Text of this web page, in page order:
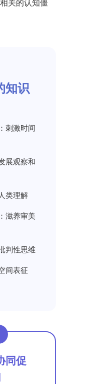
关的认知僵
知识
刺激时间
展观察和
类理解
滋养审美
判性思维
间表征
同促